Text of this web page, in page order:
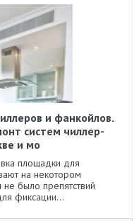
и фанкойлов.
систем чиллер-
и мо
площадки для
на некотором
не было препятствий
фиксации...